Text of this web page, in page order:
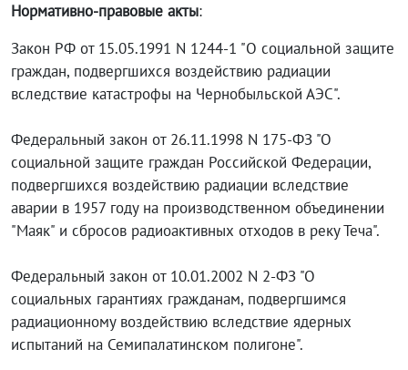
Нормативно-правовые акты:
Закон РФ от 15.05.1991 N 1244-1 "О социальной защите
граждан, подвергшихся воздействию радиации
вследствие катастрофы на Чернобыльской АЭС".
Федеральный закон от 26.11.1998 N 175-ФЗ "О
социальной защите граждан Российской Федерации,
подвергшихся воздействию радиации вследствие
аварии в 1957 году на производственном объединении
"Маяк" и сбросов радиоактивных отходов в реку Теча".
Федеральный закон от 10.01.2002 N 2-ФЗ "О
социальных гарантиях гражданам, подвергшимся
радиационному воздействию вследствие ядерных
испытаний на Семипалатинском полигоне".